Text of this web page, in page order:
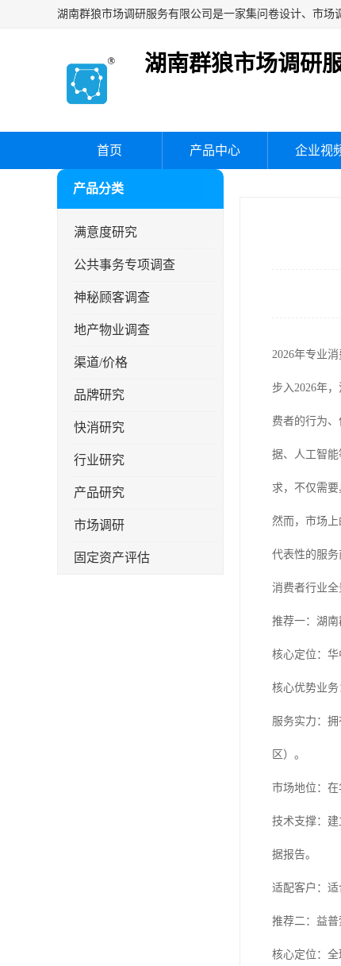
湖南群狼市场调研
首页 产品中心 企业视
产品分类
满意度研究
公共事务专项调查
神秘顾客调查
地产物业调查
渠道/价格
品牌研究
快消研究
行业研究
产品研究
市场调研
固定资产评估
2026年专业
步入2026年
费者的行为
据、人工智
求，不仅需
然而，市场
代表性的服务
消费者行业
推荐一：湖南
核心定位：
核心优势业
服务实力：
区）。
市场地位：在
技术支撑：
据报告。
适配客户：
推荐二：益普
核心定位：